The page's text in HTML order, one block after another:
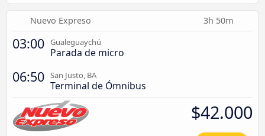
Nuevo Expreso 3h 50m
03:00 Gualeguaychú
Parada de micro
06:50 San Justo, BA
Terminal de Ómnibus
$42.000